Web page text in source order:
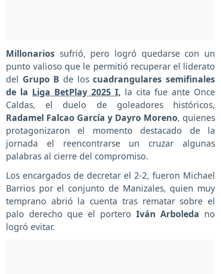
Millonarios sufrió, pero logró quedarse con un
punto valioso que le permitió recuperar el liderato
del Grupo B de loscuadrangulares semifinales
de la Liga BetPlay 2025 I, la cita fue ante Once
Caldas, el duelo de goleadores históricos,
Radamel Falcao García y Dayro Moreno, quienes
protagonizaron el momento destacado de la
jornada el reencontrarse un cruzar algunas
palabras al cierre del compromiso.
Los encargados de decretar el 2-2, fueron Michael
Barrios por el conjunto de Manizales, quien muy
temprano abrió la cuenta tras rematar sobre el
palo derecho que el portero Iván Arboleda no
logró evitar.